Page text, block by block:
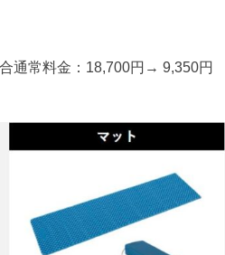
通常料金：18,700円→ 9,350円